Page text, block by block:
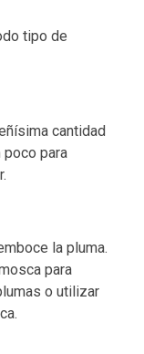
tipo de
cantidad
poco para
la pluma.
para
o utilizar